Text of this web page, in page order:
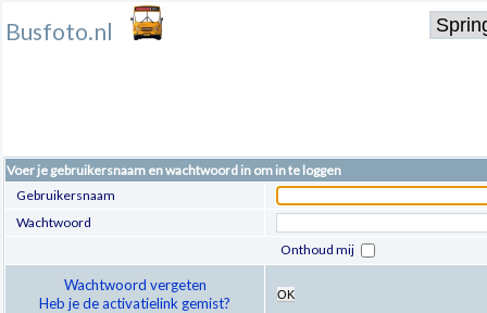
Busfoto.nl
Voer je gebruikersnaam en wachtwoord in om in te loggen
Gebruikersnaam
Wachtwoord
Onthoud mij
Wachtwoord vergeten
Heb je de activatielink gemist?
OK